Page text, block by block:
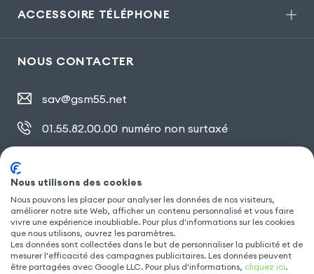
ACCESSOIRE TÉLÉPHONE
NOUS CONTACTER
sav@gsm55.net
01.55.82.00.00 numéro non surtaxé
SUIVEZ NOUS
Nous utilisons des cookies
Nous pouvons les placer pour analyser les données de nos visiteurs,
améliorer notre site Web, afficher un contenu personnalisé et vous faire
vivre une expérience inoubliable. Pour plus d'informations sur les cookies
que nous utilisons, ouvrez les paramètres.
Les données sont collectées dans le but de personnaliser la publicité et de
mesurer l'efficacité des campagnes publicitaires. Les données peuvent
être partagées avec Google LLC. Pour plus d'informations, cliquez ici.